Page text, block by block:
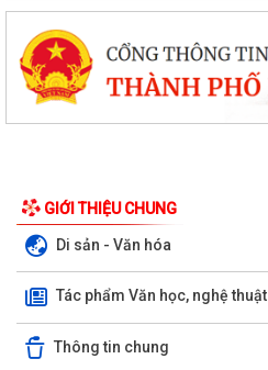
GIỚI THIỆU CHUNG
Di sản - Văn hóa
Tác phẩm Văn học, nghệ thuật
Thông tin chung